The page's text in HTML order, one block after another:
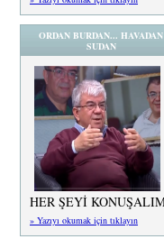
ORDAN BURDAN... HAVADAN
SUDAN
HER ŞEYİ
» Yazıyı okumak için tıklayın